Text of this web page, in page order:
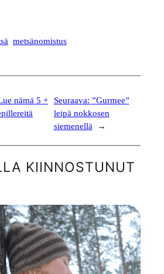
metsänomistus
nämä 5 +
Seuraava: ”Gurmee”
leipä nokkosen
siemenellä
→
KIINNOSTUNUT